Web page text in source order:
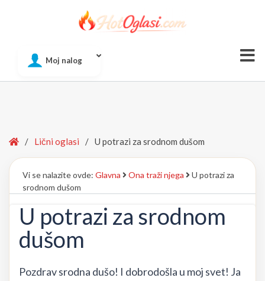
Moj nalog
Home
/ Lični oglasi / U potrazi za srodnom dušom
Vi se nalazite ovde: Glavna Ona traži njega
U potrazi za
srodnom dušom
U potrazi za srodnom
dušom
Pozdrav srodna dušo! I dobrodošla u moj svet! Ja